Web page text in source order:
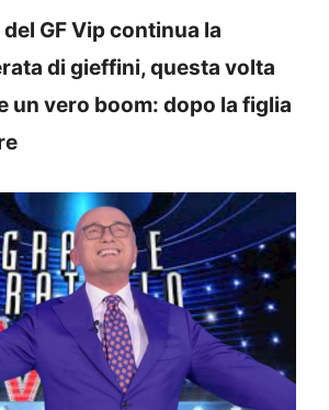
GF Vip continua la
di gieffini, questa volta
un vero boom: dopo la figlia